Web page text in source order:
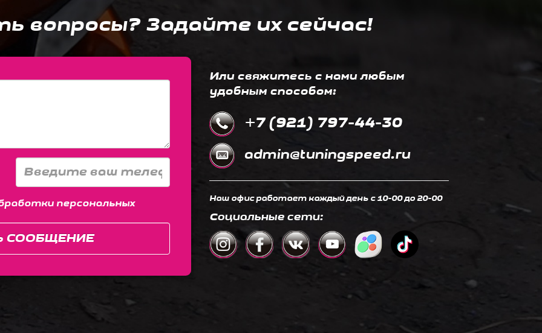
вопросы? Задайте их сейчас!
персональных
СООБЩЕНИЕ
Или свяжитесь с нами любым
удобным способом:
+7 (921) 797-44-30
admin@tuningspeed.ru
Наш офис работает каждый день c 10-00 до 20-00
Социальные сети: